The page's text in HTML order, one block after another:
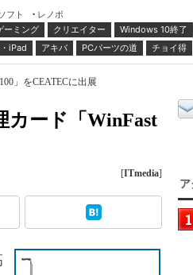
フト
レノボ
ーミング クリエイター
Windows 10終了
iPad アキバ PCパーツの道 チョイ得
」をCEATECに出展
カード「WinFast
[ITmedia]